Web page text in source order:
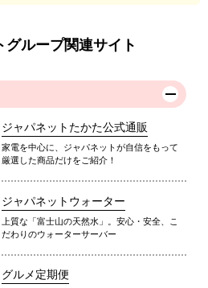
グループ関連サイト
ジャパネットたかた公式通販
家電を中心に、ジャパネットが自信をもって
厳選した商品だけをご紹介！
ジャパネットウォーター
上質な「富士山の天然水」。安心・安全、こ
だわりのウォーターサーバー
グルメ定期便